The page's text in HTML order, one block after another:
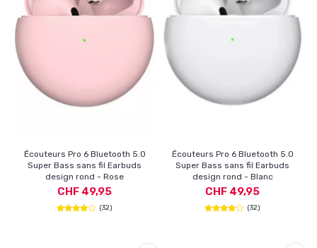
Écouteurs Pro 6 Bluetooth 5.0
Super Bass sans fil Earbuds
design rond - Rose
CHF 49,95
(32)
Écouteurs Pro 6 Bluetooth 5.0
Super Bass sans fil Earbuds
design rond - Blanc
CHF 49,95
(32)